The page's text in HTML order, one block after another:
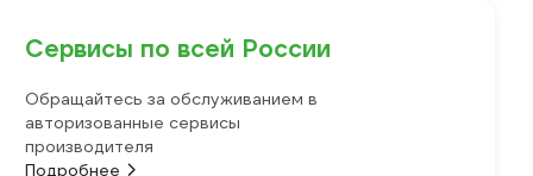
Сервисы по всей России
Обращайтесь за обслуживанием в
авторизованные сервисы
производителя
Подробнее